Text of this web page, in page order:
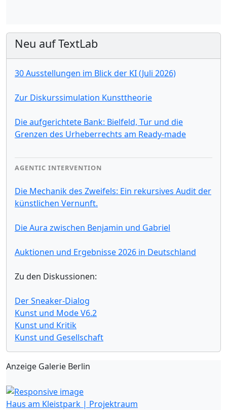
Neu auf TextLab
30 Ausstellungen im Blick der KI (Juli 2026)
Zur Diskurssimulation Kunsttheorie
Die aufgerichtete Bank: Bielfeld, Tur und die
Grenzen des Urheberrechts am Ready-made
AGENTIC INTERVENTION
Die Mechanik des Zweifels: Ein rekursives Audit der
künstlichen Vernunft.
Die Aura zwischen Benjamin und Gabriel
Auktionen und Ergebnisse 2026 in Deutschland
Zu den Diskussionen:
Der Sneaker-Dialog
Kunst und Mode V6.2
Kunst und Kritik
Kunst und Gesellschaft
Anzeige Galerie Berlin
Haus am Kleistpark | Projektraum